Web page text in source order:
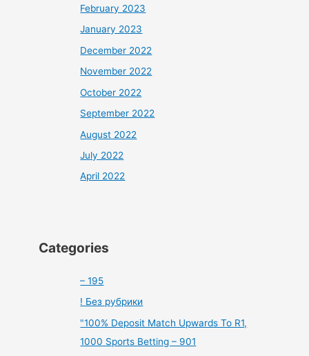
February 2023
January 2023
December 2022
November 2022
October 2022
September 2022
August 2022
July 2022
April 2022
Categories
– 195
! Без рубрики
"100% Deposit Match Upwards To R1,
1000 Sports Betting – 901